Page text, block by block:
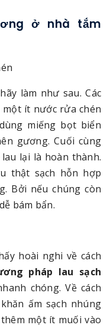
ở nhà tắm
làm như sau. Các
ít nước rửa chén
miếng bọt biển
gương. Cuối cùng
lại là hoàn thành.
thật sạch hỗn hợp
Bởi nếu chúng còn
bám bẩn.
hoài nghi về cách
pháp lau sạch
chóng. Về cách
ấm sạch nhúng
một ít muối vào